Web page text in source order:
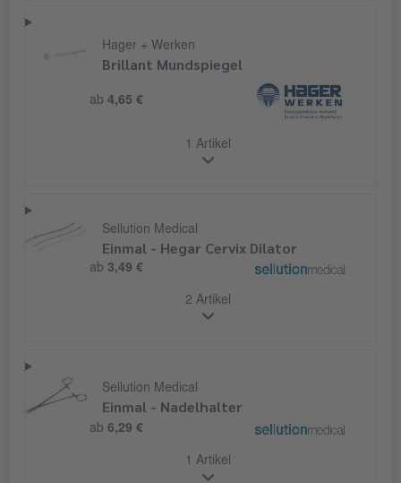
Hager + Werken
Brillant Mundspiegel
ab 4,65 €
1 Artikel
Sellution Medical
Einmal - Hegar Cervix Dilator
ab 3,49 €
2 Artikel
Sellution Medical
Einmal - Nadelhalter
ab 6,29 €
1 Artikel